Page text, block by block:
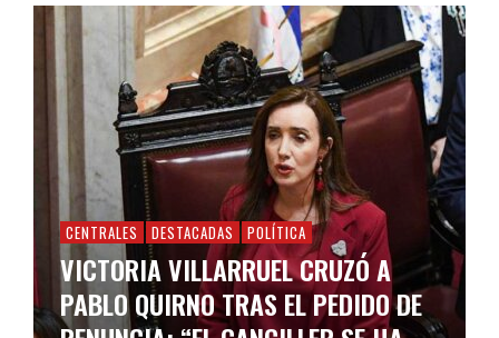
CENTRALES DESTACADAS POLÍTICA
VICTORIA VILLARRUEL CRUZÓ A
PABLO QUIRNO TRAS EL PEDIDO DE